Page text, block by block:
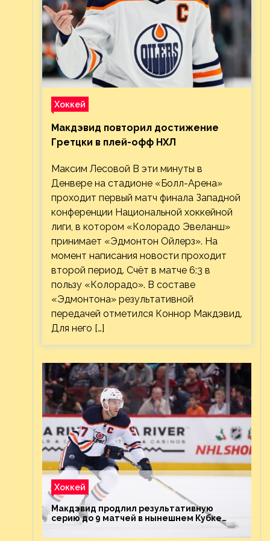
Хоккей
Макдэвид повторил достижение
Гретцки в плей-офф НХЛ
Максим Лесовой В эти минуты в
Денвере на стадионе «Болл-Арена»
проходит первый матч финала Западной
конференции Национальной хоккейной
лиги, в котором «Колорадо Эвеланш»
принимает «Эдмонтон Ойлерз». На
момент написания новости проходит
второй период. Счёт в матче 6:3 в
пользу «Колорадо». В составе
«Эдмонтона» результативной
передачей отметился Коннор Макдэвид.
Для него […]
Хоккей
Макдэвид продлил результативную
серию до 9 матчей в нынешнем Кубке